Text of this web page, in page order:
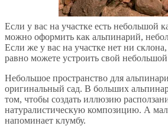
Если у вас на участке есть небольшой
можно оформить как альпинарий,
Если же у вас на участке нет ни
равно можете устроить свой
Небольшое пространство для
оригинальный сад. В больших
том, чтобы создать иллюзию
натуралистическую композицию. А
напоминает клумбу.